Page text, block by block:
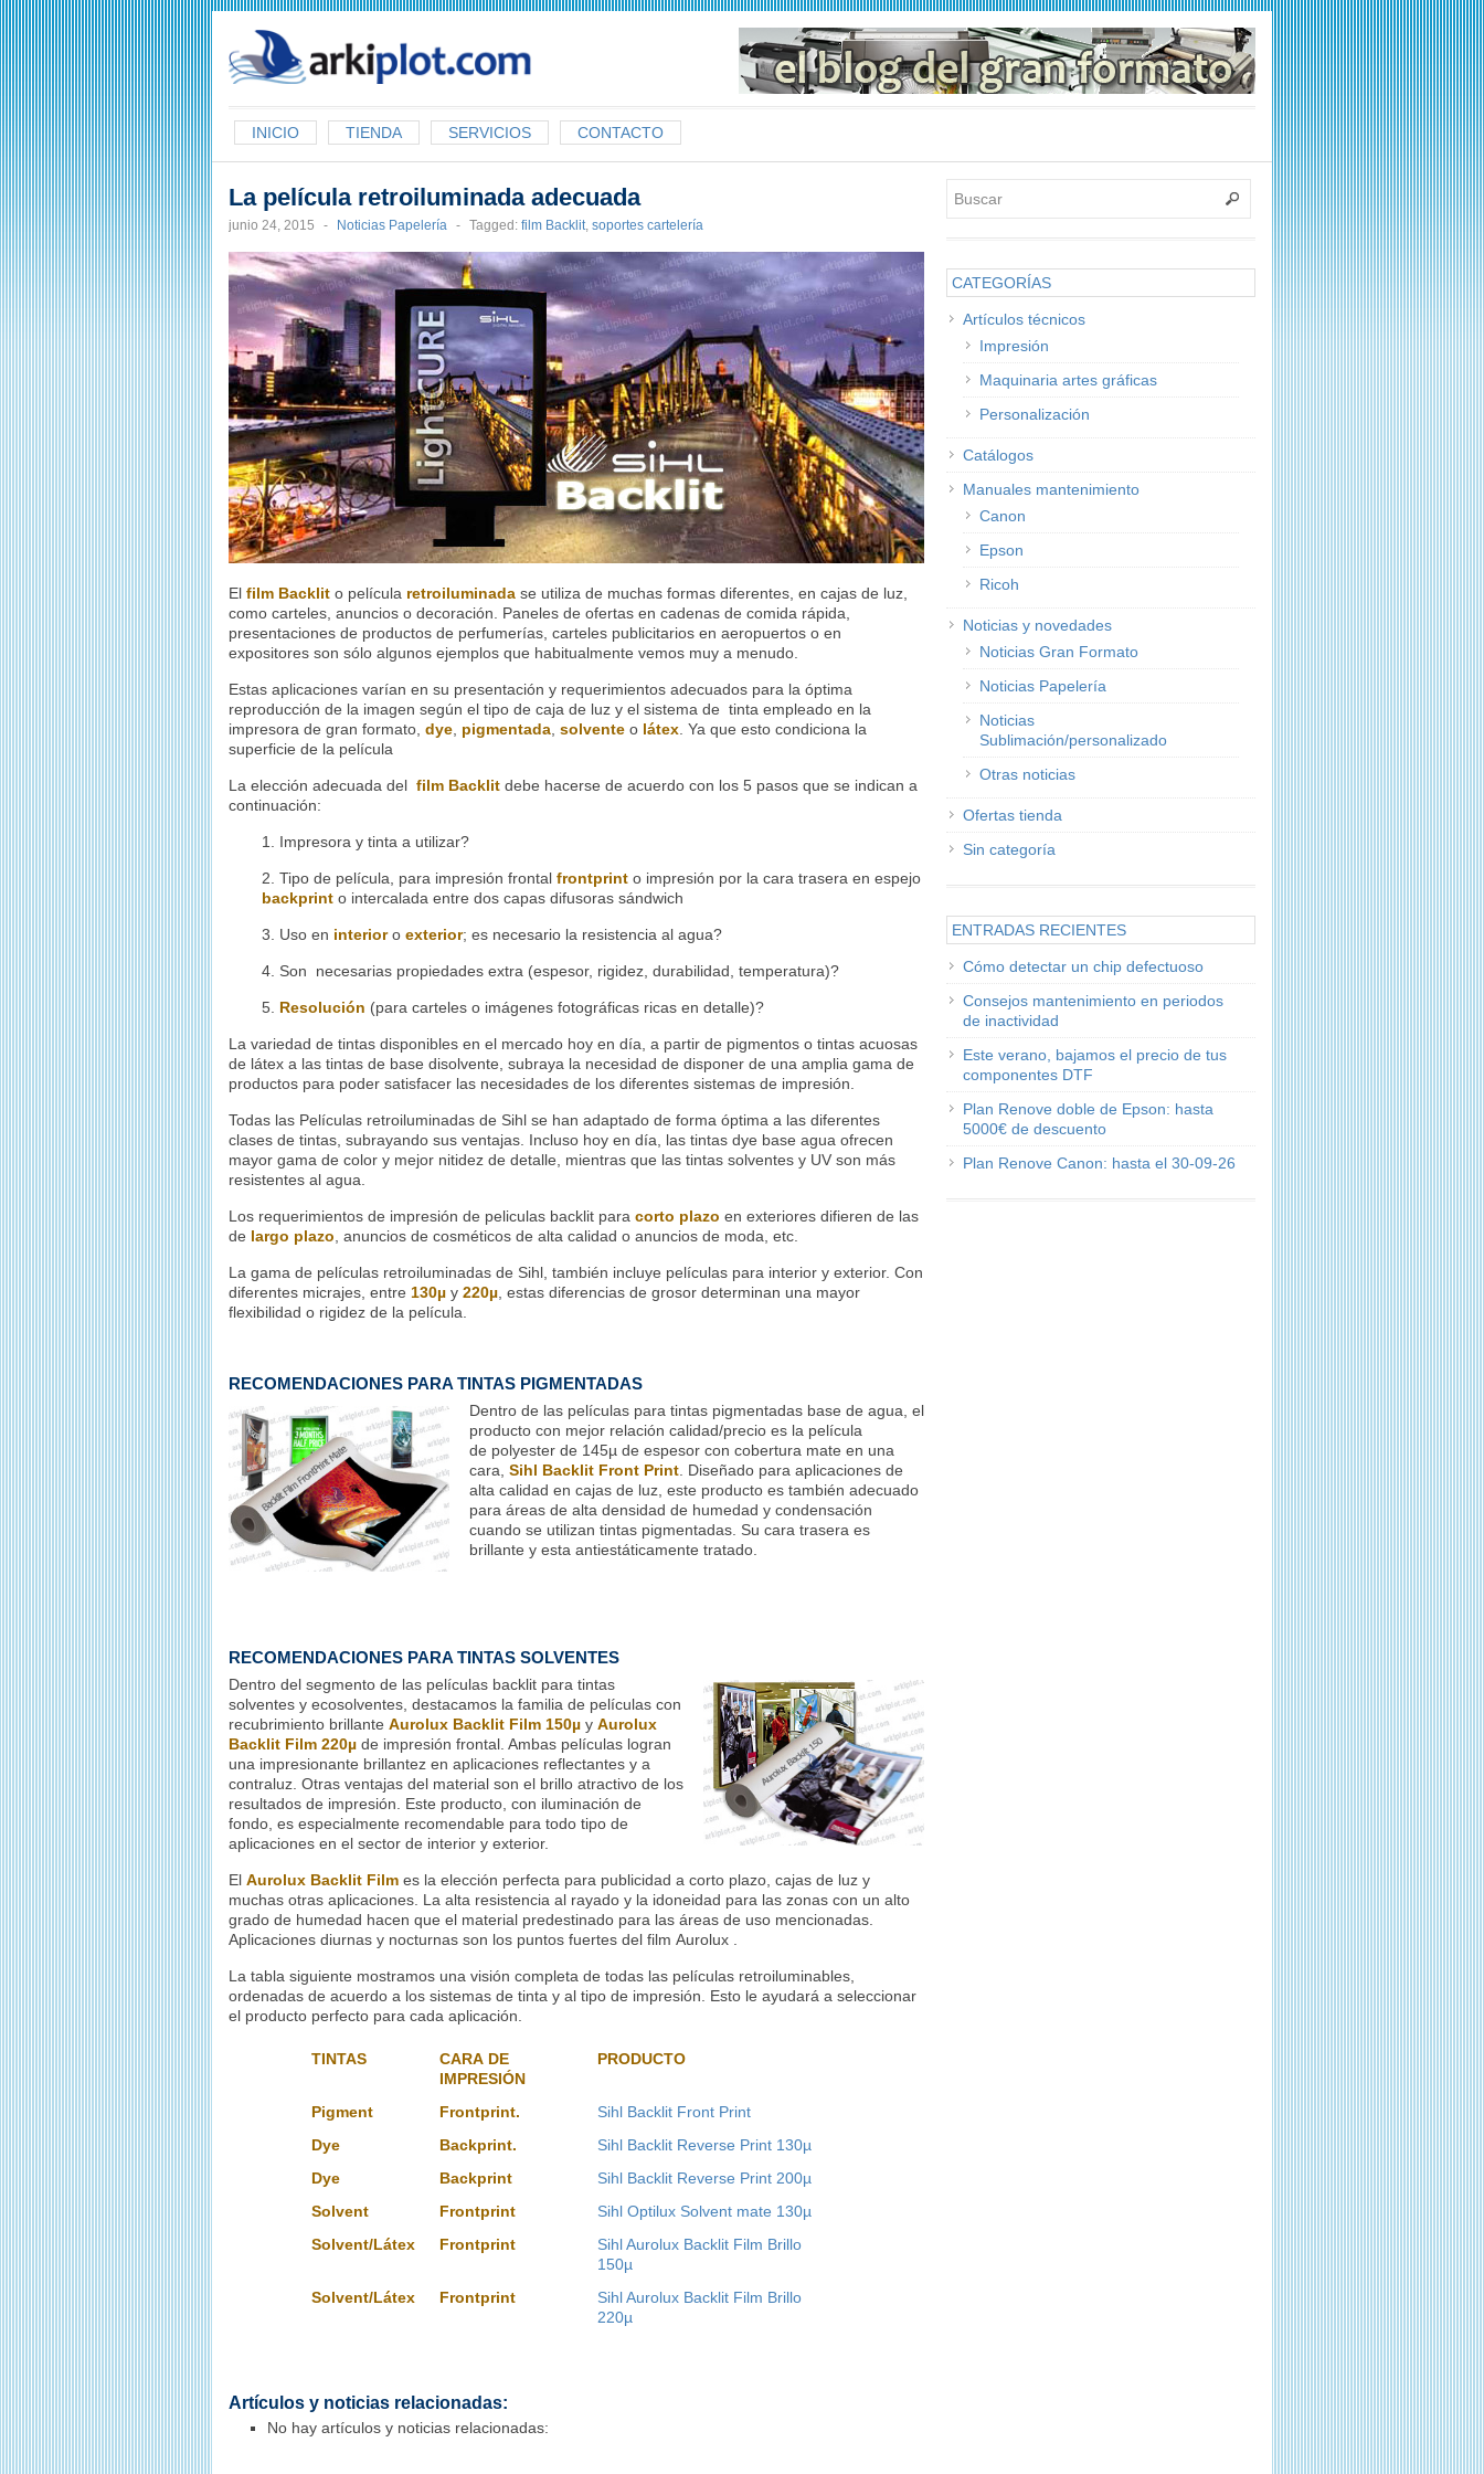
INICIO TIENDA SERVICIOS CONTACTO
La película retroiluminada adecuada
junio 24, 2015 - Noticias Papelería - Tagged: film Backlit, soportes cartelería
El film Backlit o película retroiluminada se utiliza de muchas formas diferentes, en cajas de luz,
como carteles, anuncios o decoración. Paneles de ofertas en cadenas de comida rápida,
presentaciones de productos de perfumerías, carteles publicitarios en aeropuertos o en
expositores son sólo algunos ejemplos que habitualmente vemos muy a menudo.
Estas aplicaciones varían en su presentación y requerimientos adecuados para la óptima
reproducción de la imagen según el tipo de caja de luz y el sistema de tinta empleado en la
impresora de gran formato, dye pigmentada solvente o látex . Ya que esto condiciona la
superficie de la película
La elección adecuada del film Backlit debe hacerse de acuerdo con los 5 pasos que se indican a
continuación:
1. Impresora y tinta a utilizar?
2. Tipo de película, para impresión frontal frontprint o impresión por la cara trasera en espejo
backprint o intercalada entre dos capas difusoras sándwich
3. Uso en interioro exterior; es necesario la resistencia al agua?
4. Son necesarias propiedades extra (espesor, rigidez, durabilidad, temperatura)?
5. Resolución (para carteles o imágenes fotográficas ricas en detalle)?
La variedad de tintas disponibles en el mercado hoy en día, a partir de pigmentos o tintas acuosas
de látex a las tintas de base disolvente, subraya la necesidad de disponer de una amplia gama de
productos para poder satisfacer las necesidades de los diferentes sistemas de impresión.
Todas las Películas retroiluminadas de Sihl se han adaptado de forma óptima a las diferentes
clases de tintas, subrayando sus ventajas. Incluso hoy en día, las tintas dye base agua ofrecen
mayor gama de color y mejor nitidez de detalle, mientras que las tintas solventes y UV son más
resistentes al agua.
Los requerimientos de impresión de peliculas backlit para corto plazo en exteriores difieren de las
de largo plazo , anuncios de cosméticos de alta calidad o anuncios de moda, etc.
La gama de películas retroiluminadas de Sihl, también incluye películas para interior y exterior. Con
diferentes micrajes, entre 130µ y 220µ , estas diferencias de grosor determinan una mayor
flexibilidad o rigidez de la película.
RECOMENDACIONES PARA TINTAS PIGMENTADAS
Dentro de las películas para tintas pigmentadas base de agua, el
producto con mejor relación calidad/precio es la película
de polyester de 145µ de espesor con cobertura mate en una
cara, Sihl Backlit Front Print. Diseñado para aplicaciones de
alta calidad en cajas de luz, este producto es también adecuado
para áreas de alta densidad de humedad y condensación
cuando se utilizan tintas pigmentadas. Su cara trasera es
brillante y esta antiestáticamente tratado.
RECOMENDACIONES PARA TINTAS SOLVENTES
Dentro del segmento de las películas backlit para tintas
solventes y ecosolventes, destacamos la familia de películas con
recubrimiento brillante Aurolux Backlit Film 150µ y Aurolux
Backlit Film 220µ de impresión frontal. Ambas películas logran
una impresionante brillantez en aplicaciones reflectantes y a
contraluz. Otras ventajas del material son el brillo atractivo de los
resultados de impresión. Este producto, con iluminación de
fondo, es especialmente recomendable para todo tipo de
aplicaciones en el sector de interior y exterior.
El Aurolux Backlit Film es la elección perfecta para publicidad a corto plazo, cajas de luz y
muchas otras aplicaciones. La alta resistencia al rayado y la idoneidad para las zonas con un alto
grado de humedad hacen que el material predestinado para las áreas de uso mencionadas.
Aplicaciones diurnas y nocturnas son los puntos fuertes del film Aurolux .
La tabla siguiente mostramos una visión completa de todas las películas retroiluminables,
ordenadas de acuerdo a los sistemas de tinta y al tipo de impresión. Esto le ayudará a seleccionar
el producto perfecto para cada aplicación.
TINTAS
CARA DE
IMPRESIÓN
PRODUCTO
Pigment Frontprint.
Sihl Backlit Front Print
Dye
Backprint.
Sihl Backlit Reverse Print 130µ
Dye
Backprint
Sihl Backlit Reverse Print 200µ
Solvent
Frontprint
Sihl Optilux Solvent mate 130µ
Solvent/Látex
Frontprint
Sihl Aurolux Backlit Film Brillo
150µ
Solvent/Látex
Frontprint
Sihl Aurolux Backlit Film Brillo
220µ
Artículos y noticias relacionadas:
No hay artículos y noticias relacionadas:
CATEGORÍAS
Artículos técnicos
Impresión
Maquinaria artes gráficas
Personalización
Catálogos
Manuales mantenimiento
Canon
Epson
Ricoh
Noticias y novedades
Noticias Gran Formato
Noticias Papelería
Noticias
Sublimación/personalizado
Otras noticias
Ofertas tienda
Sin categoría
ENTRADAS RECIENTES
Cómo detectar un chip defectuoso
Consejos mantenimiento en periodos
de inactividad
Este verano, bajamos el precio de tus
componentes DTF
Plan Renove doble de Epson: hasta
5000€ de descuento
Plan Renove Canon: hasta el 30-09-26